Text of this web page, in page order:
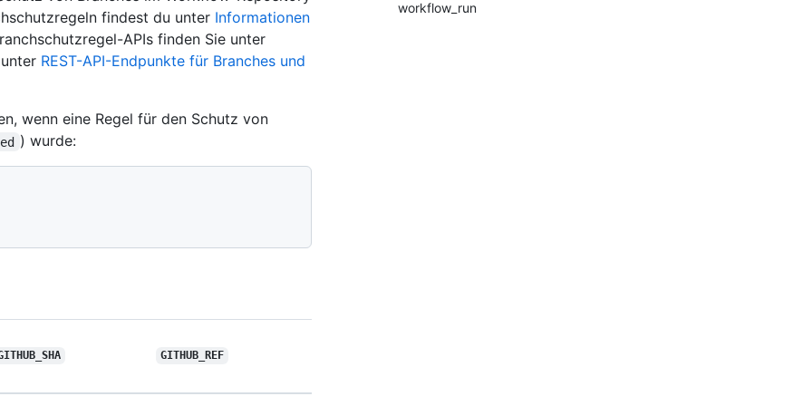
workflow_run
findest du unter Informationen
APIs finden Sie unter
REST-API-Endpunkte für Branches und
wenn eine Regel für den Schutz von
) wurde:
GITHUB_REF